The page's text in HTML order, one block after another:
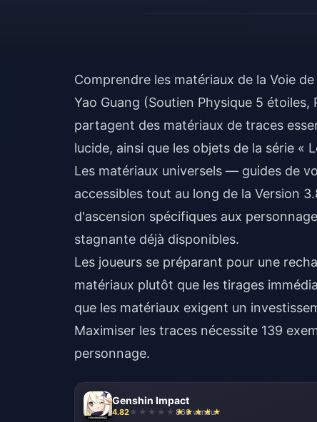
Comprendre les matériaux de la Voie
Yao Guang (Soutien Physique 5 étoiles,
partagent des matériaux de traces
lucide, ainsi que les objets de la série «
Les matériaux universels — guides de
accessibles tout au long de la Version
d'ascension spécifiques aux
stagnante déjà disponibles.
Les joueurs se préparant pour une
matériaux plutôt que les tirages
que les matériaux exigent un
Maximiser les traces nécessite 139
personnage.
Genshin Impact
4.82 868 vendu